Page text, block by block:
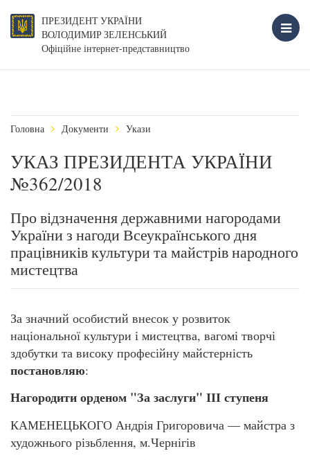
ПРЕЗИДЕНТ УКРАЇНИ
ВОЛОДИМИР ЗЕЛЕНСЬКИЙ
Офіційне інтернет-представництво
Головна Документи Укази
УКАЗ ПРЕЗИДЕНТА УКРАЇНИ
№362/2018
Про відзначення державними нагородами
України з нагоди Всеукраїнського дня
працівників культури та майстрів народного
мистецтва
За значний особистий внесок у розвиток
національної культури і мистецтва, вагомі творчі
здобутки та високу професійну майстерність
постановляю:
Нагородити орденом "За заслуги" ІІІ ступеня
КАМЕНЕЦЬКОГО Андрія Григоровича — майстра з
художнього різьблення, м.Чернігів